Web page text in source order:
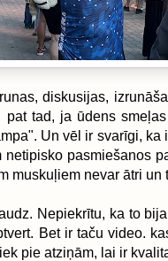
diskusijas,
pat tad, ja ūdens
Un vēl ir svarīgi, ka
netipisko pasmiešanos
muskuļiem nevar ātri un
Nepiekrītu, ka to
Bet ir taču video.
pie atziņām, lai ir